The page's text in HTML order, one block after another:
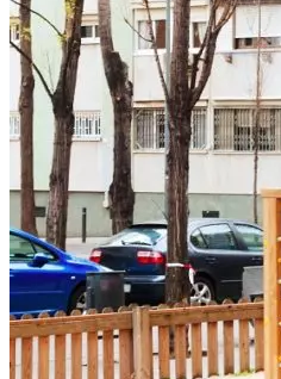
Криминал
Спорт
Черноземье
Россия